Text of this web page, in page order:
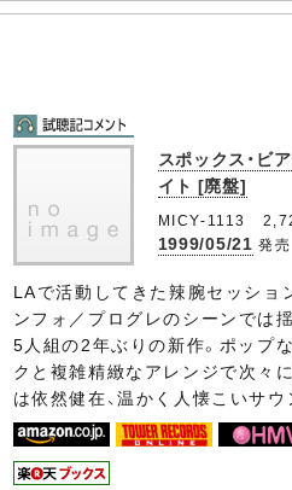
スポックス・ビ
イト [廃盤]
MICY-1113
1999/05/21 発売
LAで活動してきた辣腕セッショ
ンフォ／プログレのシーンでは
5人組の2年ぶりの新作。ポップ
クと複雑精緻なアレンジで次々
は依然健在、温かく人懐こいサウ